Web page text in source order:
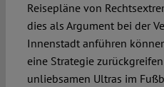
Reisepläne von
dies als Argument bei der
Innenstadt anführen
eine Strategie
unliebsamen Ultras im